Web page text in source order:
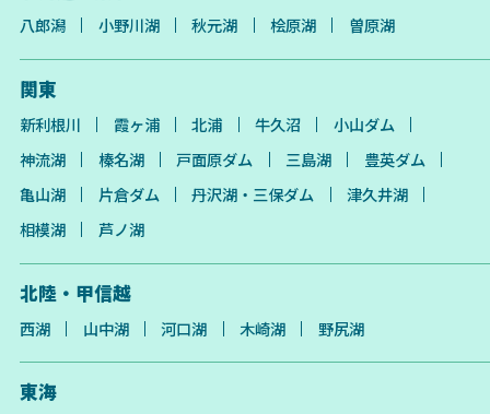
八郎潟 小野川湖 秋元湖 桧原湖 曽原湖
関東
新利根川 霞ヶ浦 北浦 牛久沼
小山ダム
神流湖
榛名湖 戸面原ダム 三島湖
豊英ダム
亀山湖
片倉ダム 丹沢湖・三保ダム
津久井湖
相模湖
芦ノ湖
北陸・甲信越
西湖 山中湖 河口湖 木崎湖 野尻湖
東海